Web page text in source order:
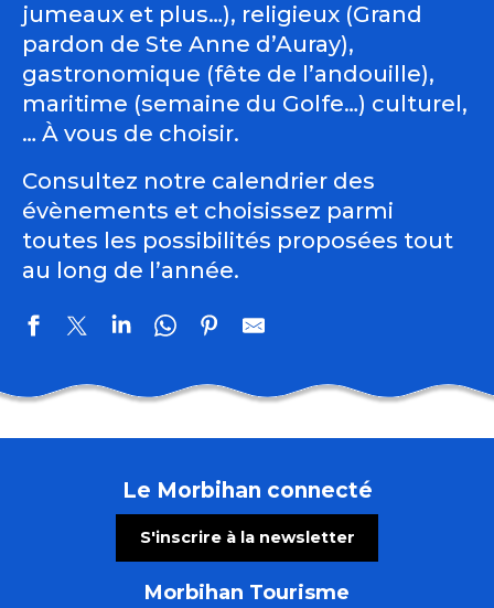
jumeaux et plus…), religieux (Grand
pardon de Ste Anne d’Auray),
gastronomique (fête de l’andouille),
maritime (semaine du Golfe…) culturel,
… À vous de choisir.
Consultez notre calendrier des
évènements et choisissez parmi
toutes les possibilités proposées tout
au long de l’année.
Pardon de Saint-Guénolé
Brocante dans les rues d'Etel
Atelier gravure sur tetrapak
Concert à remonter dans le temps (de Huillet à
Le Morbihan connecté
S'inscrire à la newsletter
Morbihan Tourisme